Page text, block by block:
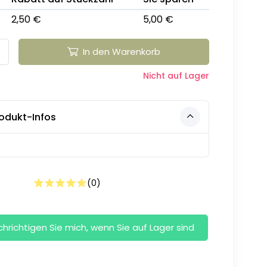
2,50 €
5,00 €
In den Warenkorb
Nicht auf Lager
Infos
(0)